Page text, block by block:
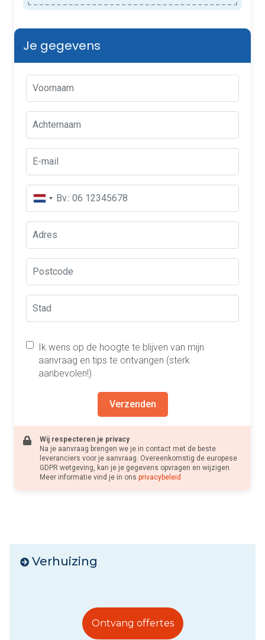
Je gegevens
Ik wens op de hoogte te blijven van mijn
aanvraag en tips te ontvangen (sterk
aanbevolen!)
Verzenden
Wij respecteren je privacy
Na je aanvraag brengen we je in contact met de beste
leveranciers voor je aanvraag. Overeenkomstig de europese
GDPR wetgeving, kan je je gegevens opvragen en wijzigen.
Meer informatie vind je in ons privacybeleid
Verhuizing
Ontvang offertes